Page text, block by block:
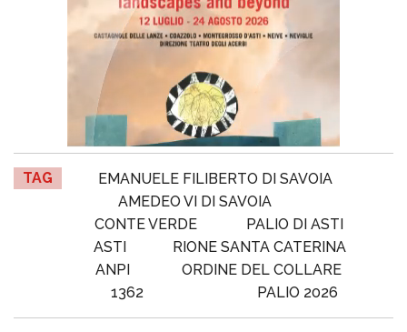
TAG
EMANUELE FILIBERTO DI SAVOIA
AMEDEO VI DI SAVOIA
CONTE VERDE
PALIO DI ASTI
ASTI
RIONE SANTA CATERINA
ANPI
ORDINE DEL COLLARE
1362
PALIO 2026